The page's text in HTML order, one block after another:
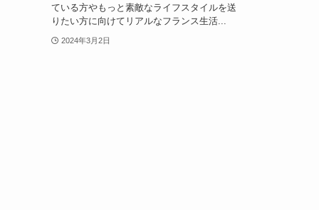
ている方やもっと素敵なライフスタイルを送
りたい方に向けてリアルなフランス生活...
2024年3月2日